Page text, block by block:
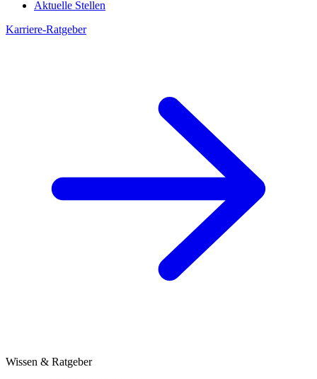
Aktuelle Stellen
Karriere-Ratgeber
Wissen & Ratgeber